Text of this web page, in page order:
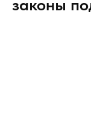
законы